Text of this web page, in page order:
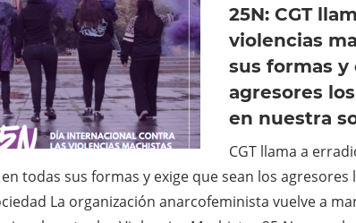
25N: CGT
violencias
sus formas y
agresores
en nuestra
CGT llama a
todas sus formas y exige que sean los agresores
La organización anarcofeminista vuelve a